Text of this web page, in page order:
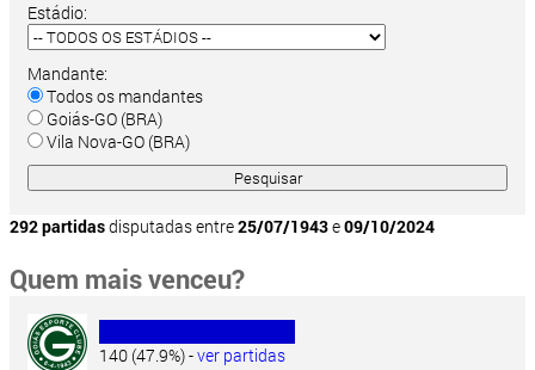
Estádio:
Mandante:
Todos os mandantes
Goiás-GO (BRA)
Vila Nova-GO (BRA)
292 partidasdisputadas entre25/07/1943e09/10/2024
Quem mais venceu?
140 (47.9%) -ver partidas